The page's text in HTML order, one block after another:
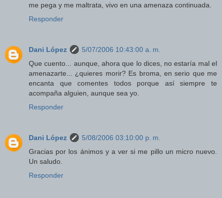
me pega y me maltrata, vivo en una amenaza continuada.
Responder
Dani López
5/07/2006 10:43:00 a. m.
Que cuento... aunque, ahora que lo dices, no estaría mal el
amenazarte... ¿quieres morir? Es broma, en serio que me
encanta que comentes todos porque así siempre te
acompaña alguien, aunque sea yo.
Responder
Dani López
5/08/2006 03:10:00 p. m.
Gracias por los ánimos y a ver si me pillo un micro nuevo.
Un saludo.
Responder